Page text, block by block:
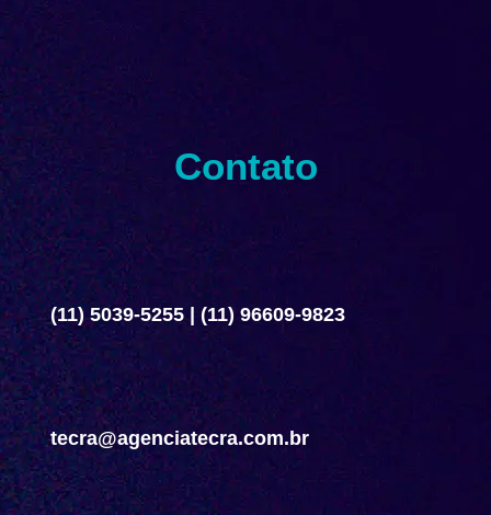
Contato
(11) 5039-5255| (11) 96609-9823
tecra@agenciatecra.com.br